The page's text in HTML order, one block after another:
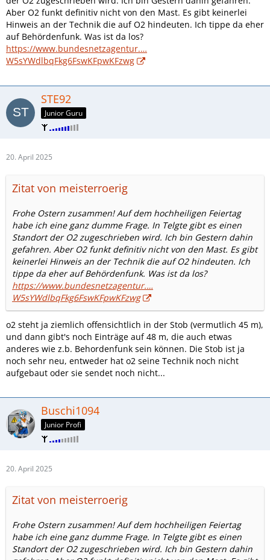
Aber O2 funkt definitiv nicht von den Mast. Es gibt keinerlei
Hinweis an der Technik die auf O2 hindeuten. Ich tippe da eher
auf Behördenfunk. Was ist da los?
https://www.bundesnetzagentur.…
W5sYWdlbqFkg6FswKFpwKFzwg
STE92
Junior Guru
20. April 2025
Zitat von meisterroerig
Frohe Ostern zusammen! Auf dem hochheiligen Feiertag
habe ich eine ganz dumme Frage. In Telgte gibt es einen
Standort der O2 zugeschrieben wird. Ich bin Gestern dahin
gefahren. Aber O2 funkt definitiv nicht von den Mast. Es gibt
keinerlei Hinweis an der Technik die auf O2 hindeuten. Ich
tippe da eher auf Behördenfunk. Was ist da los?
https://www.bundesnetzagentur.…
W5sYWdlbqFkg6FswKFpwKFzwg
o2 steht ja ziemlich offensichtlich in der Stob (vermutlich 45 m),
und dann gibt's noch Einträge auf 48 m, die auch etwas
anderes wie z.b. Behordenfunk sein können. Die Stob ist ja
noch sehr neu, entweder hat o2 seine Technik noch nicht
aufgebaut oder sie sendet noch nicht...
Buschi1094
Junior Profi
20. April 2025
Zitat von meisterroerig
Frohe Ostern zusammen! Auf dem hochheiligen Feiertag
habe ich eine ganz dumme Frage. In Telgte gibt es einen
Standort der O2 zugeschrieben wird. Ich bin Gestern dahin